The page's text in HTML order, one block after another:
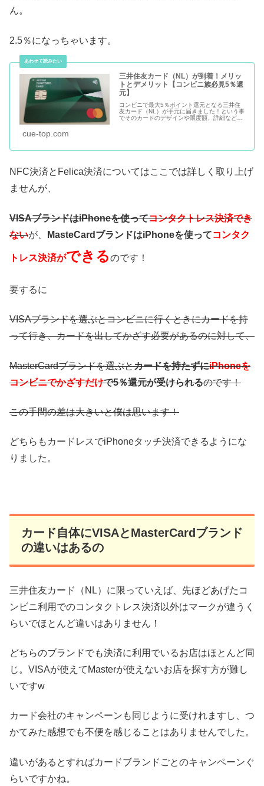
ん。
2.5％になっちゃいます。
三井住友カード（NL）が到着！メリッ
トとデメリット【コンビニ族必見5％還
元】
コンビニで最大5％ポイント還元となる三井住
友カード（NL）が手元に届きました！という事
でそのカードのデザインや限度額、詳細などに
cue-top.com
NFC決済とFelica決済についてはここでは詳しく取り上げ
ませんが、
VISAブランドはiPhoneを使ってコンタクトレス決済でき
ないが、 MasteCardブランドはiPhoneを使ってコンタク
トレス決済ができるのです！
要するに
VISAブランドを選ぶとコンビニに行くときにカードを持
って行き、カードを出してかざす必要があるのに対して、
MasterCardブランドを選ぶとカードを持たずにiPhoneを
コンビニでかざすだけで5％還元が受けられるのです！
この手間の差は大きいと僕は思います！
どちらもカードレスでiPhoneタッチ決済できるようにな
りました。
カード自体にVISAとMasterCardブランド
の違いはあるの
三井住友カード（NL）に限っていえば、先ほどあげたコ
ンビニ利用でのコンタクトレス決済以外はマークが違うく
らいでほとんど違いはありません！
どちらのブランドでも決済に利用でいるお店はほとんど同
じ。VISAが使えてMasterが使えないお店を探す方が難し
いですw
カード会社のキャンペーンも同じように受けれますし、つ
かてみた感想でも不便を感じることはありませんでした。
違いがあるとすればカードブランドごとのキャンペーンぐ
らいですかね。